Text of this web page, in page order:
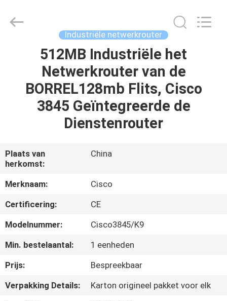
PRODUCTEN
OVER
ONS
FABRIEKSTOCHT
KWALITEITSCONTROLE
NEEM
CONTACT
Ltd..
Industriële netwerkrouter
512MB Industriële het
Netwerkrouter van de
BORREL128mb Flits, Cisco
3845 Geïntegreerde de
Dienstenrouter
Plaats van
herkomst:
China
Merknaam:
Cisco
Certificering:
CE
Modelnummer:
Cisco3845/K9
Min. bestelaantal:
1 eenheden
Prijs:
Bespreekbaar
Verpakking Details:
Karton origineel pakket voor elk